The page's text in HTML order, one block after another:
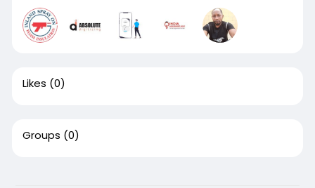
Likes (0)
Groups (0)